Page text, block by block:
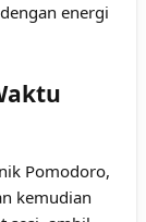
energi
Pomodoro,
kemudian